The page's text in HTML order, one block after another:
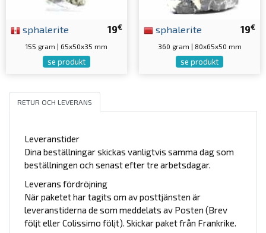
19€
sphalerite
155 gram | 65x50x35 mm
se produkt
19€
sphalerite
360 gram | 80x65x50 mm
se produkt
RETUR OCH LEVERANS
Leveranstider
Dina beställningar skickas vanligtvis samma dag som
beställningen och senast efter tre arbetsdagar.
Leverans fördröjning
När paketet har tagits om av posttjänsten är
leveranstiderna de som meddelats av Posten (Brev
följt eller Colissimo följt). Skickar paket från Frankrike.